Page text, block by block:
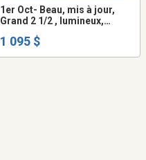
1er Oct- Beau, mis à jour,
Grand 2 1/2 , lumineux,
Beautiful, updated, clean,
1 095 $